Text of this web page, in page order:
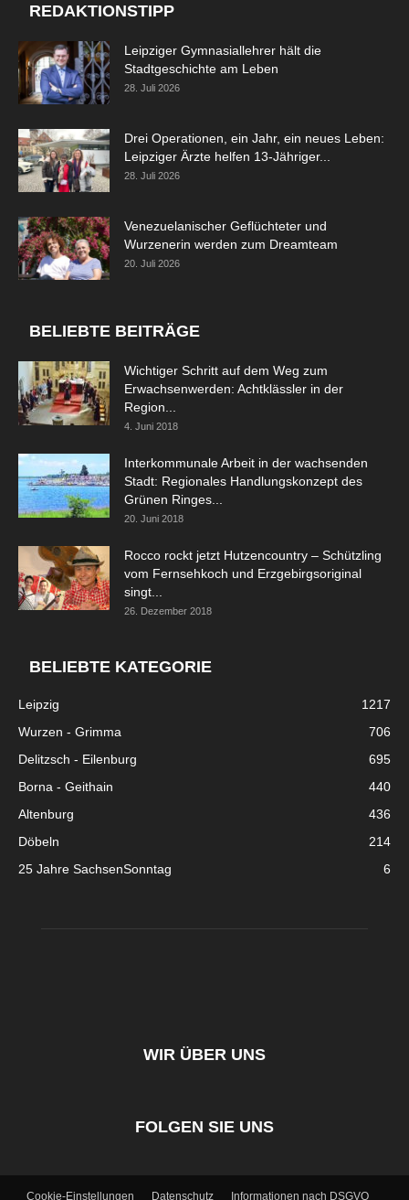
REDAKTIONSTIPP
Leipziger Gymnasiallehrer hält die
Stadtgeschichte am Leben
28. Juli 2026
Drei Operationen, ein Jahr, ein neues Leben:
Leipziger Ärzte helfen 13-Jähriger...
28. Juli 2026
Venezuelanischer Geflüchteter und
Wurzenerin werden zum Dreamteam
20. Juli 2026
BELIEBTE BEITRÄGE
Wichtiger Schritt auf dem Weg zum
Erwachsenwerden: Achtklässler in der
Region...
4. Juni 2018
Interkommunale Arbeit in der wachsenden
Stadt: Regionales Handlungskonzept des
Grünen Ringes...
20. Juni 2018
Rocco rockt jetzt Hutzencountry – Schützling
vom Fernsehkoch und Erzgebirgsoriginal
singt...
26. Dezember 2018
BELIEBTE KATEGORIE
Leipzig
1217
Wurzen - Grimma
706
Delitzsch - Eilenburg
695
Borna - Geithain
440
Altenburg
436
Döbeln
214
25 Jahre SachsenSonntag
6
WIR ÜBER UNS
FOLGEN SIE UNS
Cookie-Einstellungen Datenschutz Informationen nach DSGVO